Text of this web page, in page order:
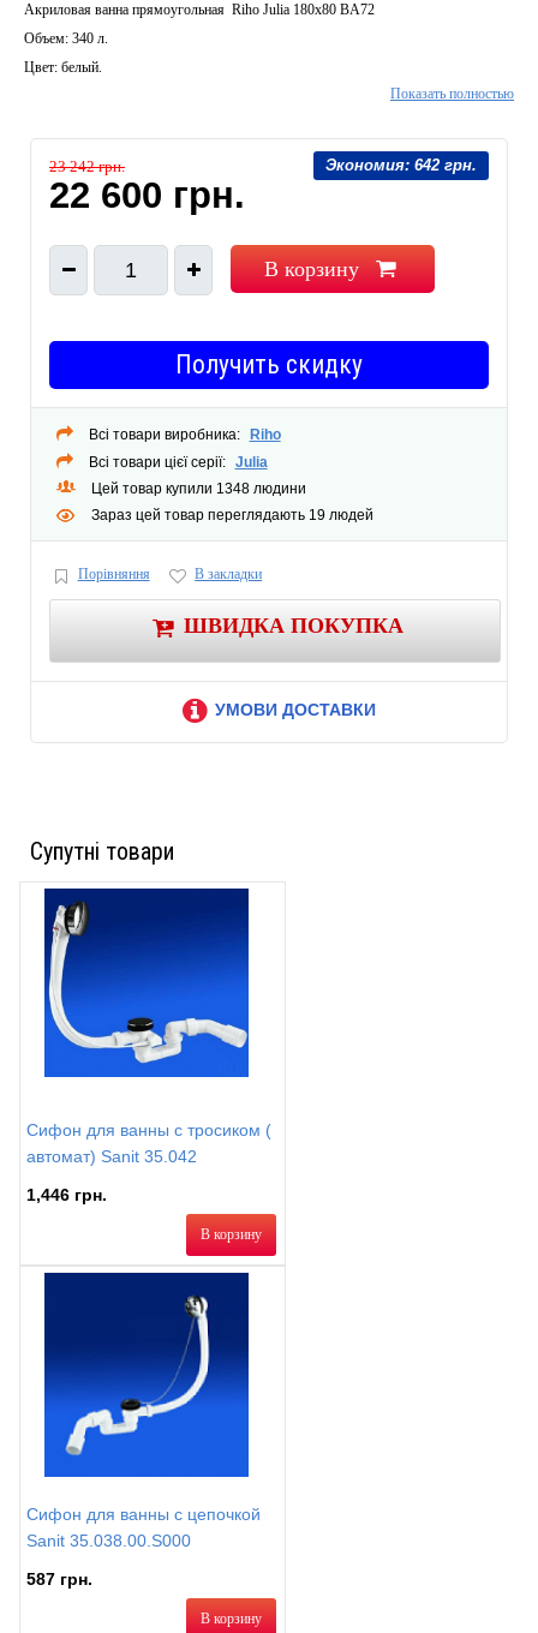
Акриловая ванна прямоугольная Riho Julia 180x80 BA72
Объем: 340 л.
Цвет: белый.
Показать полностью
Экономия: 642 грн.
23 242 грн.
22 600 грн.
1 В корзину
Получить скидку
Всі товари виробника:
Riho
Всі товари цієї серії: Julia
Цей товар купили 1348 людини
Зараз цей товар переглядають 19 людей
Порівняння В закладки
ШВИДКА ПОКУПКА
УМОВИ ДОСТАВКИ
Супутні товари
Сифон для ванны с тросиком (
автомат) Sanit 35.042
1,446 грн.
В корзину
Сифон для ванны с цепочкой
Sanit 35.038.00.S000
587 грн.
В корзину